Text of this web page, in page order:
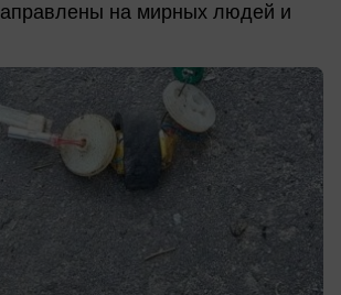
на мирных людей и